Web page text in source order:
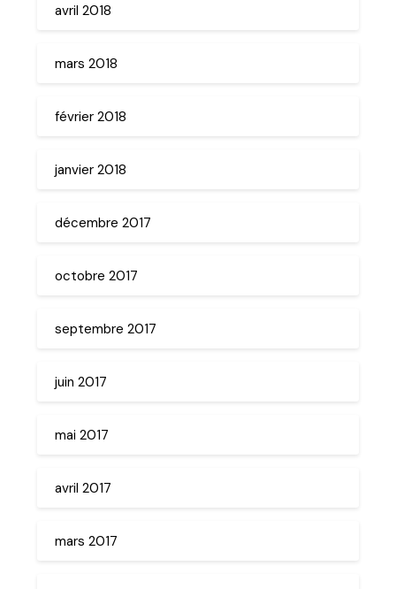
avril 2018
mars 2018
février 2018
janvier 2018
décembre 2017
octobre 2017
septembre 2017
juin 2017
mai 2017
avril 2017
mars 2017